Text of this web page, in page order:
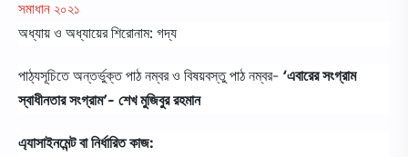
সমাধান ২০২১
অধ্যায় ও অধ্যায়ের শিরােনাম: গদ্য
পাঠ্যসূচিতে অন্তর্ভুক্ত পাঠ নম্বর ও বিষয়বস্তু পাঠ নম্বর- ‘এবারের সংগ্রাম
স্বাধীনতার সংগ্রাম’- শেখ মুজিবুর রহমান
এ্যাসাইনমেন্ট বা নির্ধারিত কাজ: